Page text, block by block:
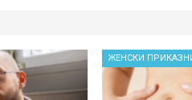
ЖЕНСКИ